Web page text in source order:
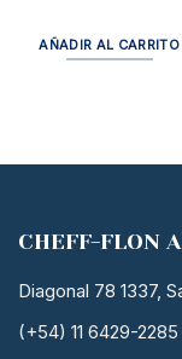
AÑADIR AL CARRITO
CHEFF-FLON
Diagonal 78 1337,
(+54) 11 6429-2285